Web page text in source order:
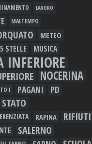
LAVORO
MALTEMPO
METEO
STELLE MUSICA
INFERIORE
NOCERINA
I PAGANI PD
RAPINA RIFIUTI
SALERNO